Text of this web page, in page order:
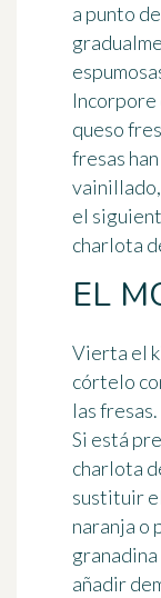
a punto
Incorpore
queso
fresas
el
charlota
EL
Vierta el
córtelo
las fresas.
Si está
charlota
sustituir
naranja o
añadir